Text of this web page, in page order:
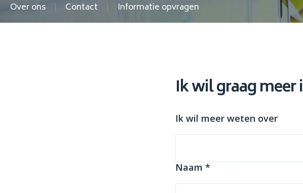
Over ons Contact Informatie opvragen
Ik wil graag
Ik wil meer weten over
Naam *